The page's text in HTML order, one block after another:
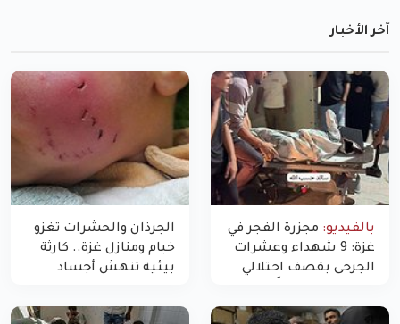
آخر الأخبار
بالفيديو: مجزرة الفجر في
غزة: 9 شهداء وعشرات
الجرحى بقصف احتلالي
الجرذان والحشرات تغزو
خيام ومنازل غزة.. كارثة
بيئية تنهش أجساد